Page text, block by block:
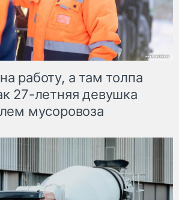
работу, а там толпа
27-летняя девушка
мусоровоза